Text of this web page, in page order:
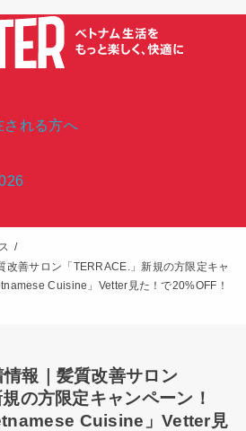
される方へ
改善サロン「TERRACE.」新規の方限定キャ
Cuisine」Vetter見た！で20%OFF！
情報｜髪質改善サロン
の方限定キャンペーン！
Cuisine」Vetter見